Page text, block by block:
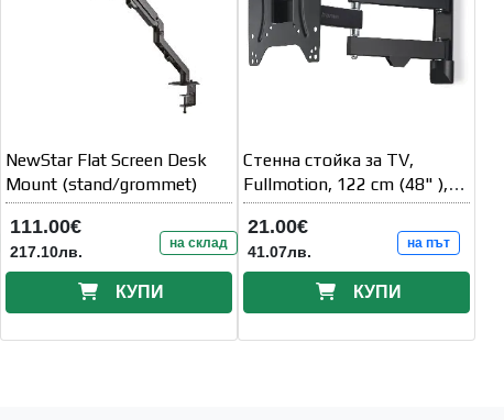
NewStar Flat Screen Desk
Mount (stand/grommet)
111.00€
217.10лв. на склад
КУПИ
Стенна стойка за TV,
Fullmotion, 122 cm (48" ),
220822
21.00€
41.07лв. на път
КУПИ